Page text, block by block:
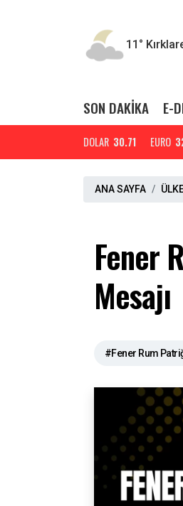
11°
SON DAKİKA E-
DOLAR 30.71 EURO
ANA SAYFA
Fener
Mesajı
#Fener Rum
#Meryem Ana
#Gökçeada
#Fener Rum
#dini törenler